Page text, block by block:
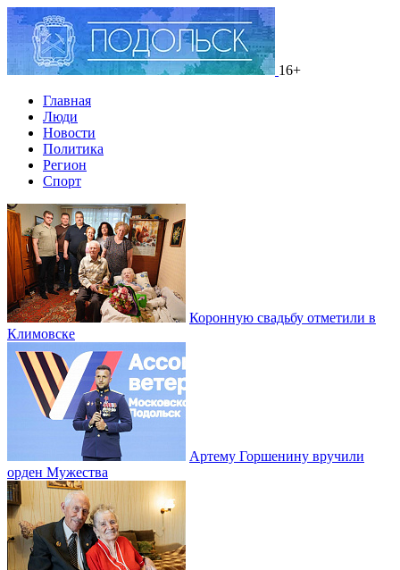
16+
Главная
Люди
Новости
Политика
Регион
Спорт
Коронную свадьбу отметили в
Климовске
Артему Горшенину вручили
орден Мужества